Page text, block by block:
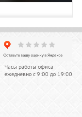
Часы работы офиса
ежедневно с 9:00 до 19:00